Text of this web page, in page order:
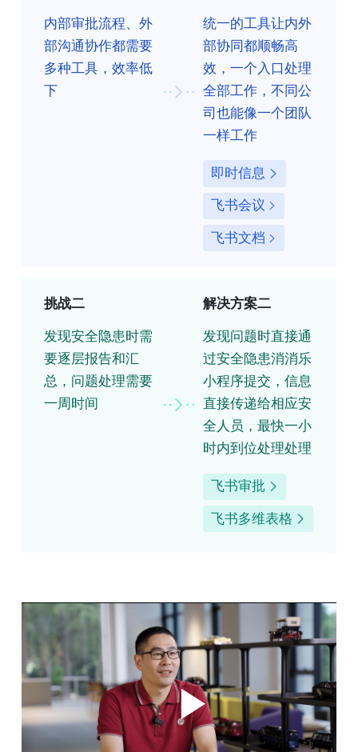
内部审批流程、外
部沟通协作都需要
多种工具，效率低
下
统一的工具让内外
部协同都顺畅高
效，一个入口处理
全部工作，不同公
司也能像一个团队
一样工作
即时信息
飞书会议
飞书文档
挑战二
发现安全隐患时需
要逐层报告和汇
总，问题处理需要
一周时间
解决方案二
发现问题时直接通
过安全隐患消消乐
小程序提交，信息
直接传递给相应安
全人员，最快一小
时内到位处理处理
飞书审批
飞书多维表格